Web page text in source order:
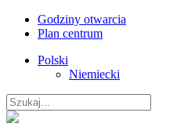
Godziny otwarcia
Plan centrum
Polski
Niemiecki
Szukaj